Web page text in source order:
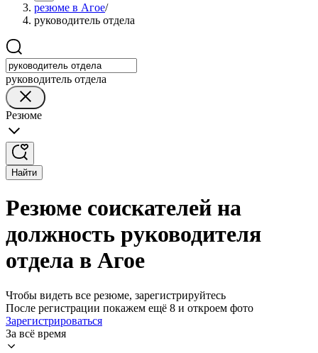
резюме в Агое/
руководитель отдела
руководитель отдела
Резюме
Найти
Резюме соискателей на
должность руководителя
отдела в Агое
Чтобы видеть все резюме, зарегистрируйтесь
После регистрации покажем ещё 8 и откроем фото
Зарегистрироваться
За всё время